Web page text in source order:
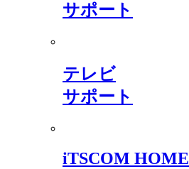
サポート
テレビ
サポート
iTSCOM HOME